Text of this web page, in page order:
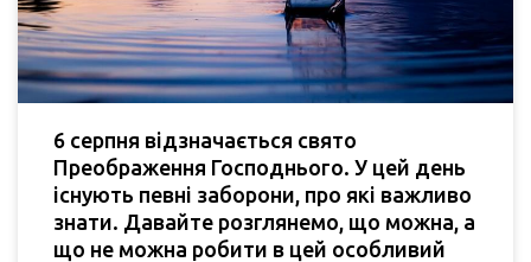
6 серпня відзначається свято
Преображення Господнього. У цей день
існують певні заборони, про які важливо
знати. Давайте розглянемо, що можна, а
що не можна робити в цей особливий